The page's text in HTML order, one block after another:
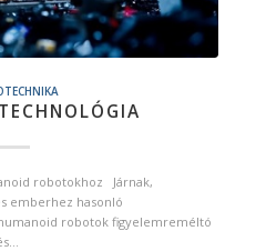
robotokhoz Járnak,
emberhez hasonló
robotok figyelemreméltó